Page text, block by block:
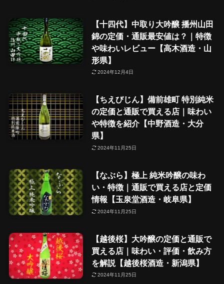
【十四代】中取り大吟醸 播州山田
錦の定価・通販最安値は？｜特徴
や味わいレビュー【高木酒造・山
形県】
2024年12月4日
【ちえびじん】備前雄町 特別純米
の定価と通販で買える店｜味わい
や特徴を紹介【中野酒造・大分
県】
2024年11月25日
【なぶら】極上 純米吟醸の味わ
い・特徴｜通販で買える店と定価
情報【玉泉堂酒造・岐阜県】
2024年11月25日
【越後桜】大吟醸の定価と通販で
買える店｜味わい・評価・飲み方
を解説【越後桜酒造・新潟県】
2024年11月25日